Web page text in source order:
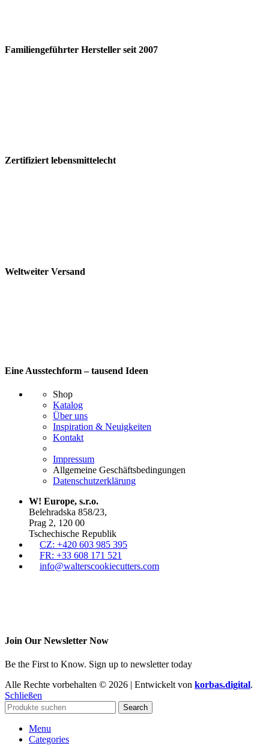
Familiengeführter Hersteller seit 2007
Zertifiziert lebensmittelecht
Weltweiter Versand
Eine Ausstechform – tausend Ideen
Shop
Katalog
Über uns
Inspiration & Neuigkeiten
Kontakt
Impressum
Allgemeine Geschäftsbedingungen
Datenschutzerklärung
W! Europe, s.r.o.
Belehradska 858/23,
Prag 2, 120 00
Tschechische Republik
CZ: +420 603 985 395
FR: +33 608 171 521
info@walterscookiecutters.com
Join Our Newsletter Now
Be the First to Know. Sign up to newsletter today
Alle Rechte vorbehalten © 2026 | Entwickelt von korbas.digital.
Schließen
Search
Menu
Categories